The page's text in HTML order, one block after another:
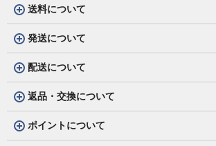
送料について
発送について
配送について
返品・交換について
ポイントについて